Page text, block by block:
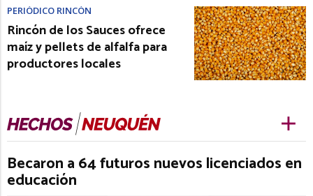
PERIÓDICO RINCÓN
Rincón de los Sauces ofrece
maíz y pellets de alfalfa para
productores locales
Becaron a 64 futuros nuevos licenciados en
educación